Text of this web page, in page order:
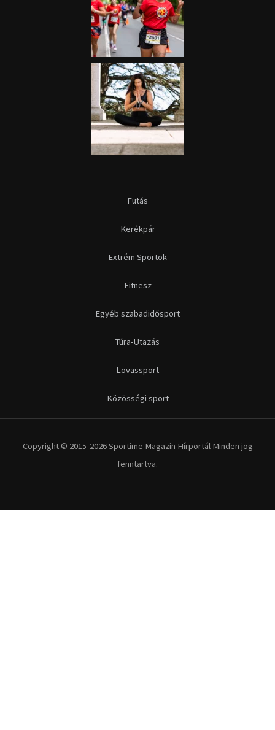
Futás
Kerékpár
Extrém Sportok
Fitnesz
Egyéb szabadidősport
Túra-Utazás
Lovassport
Közösségi sport
Copyright © 2015-2026 Sportime Magazin Hírportál Minden jog
fenntartva.